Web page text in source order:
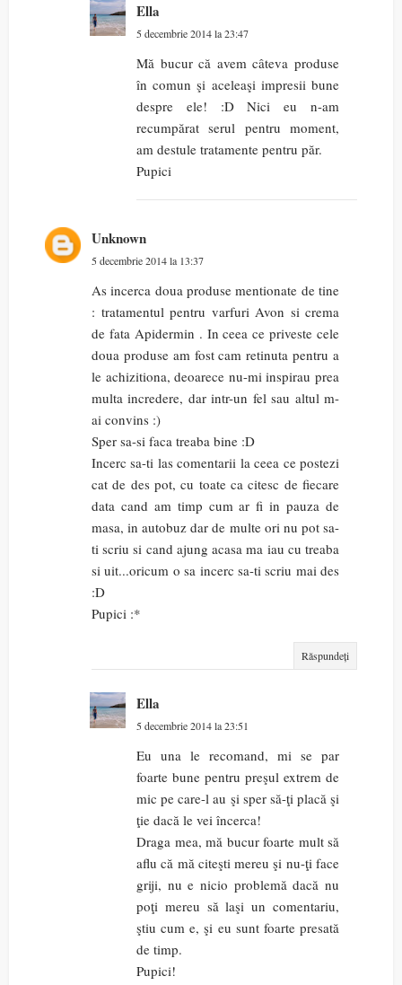
Ella
5 decembrie 2014 la 23:47
Mă bucur că avem câteva produse
în comun şi aceleaşi impresii bune
despre ele! :D Nici eu n-am
recumpărat serul pentru moment,
am destule tratamente pentru păr.
Pupici
Unknown
5 decembrie 2014 la 13:37
As incerca doua produse mentionate de tine
: tratamentul pentru varfuri Avon si crema
de fata Apidermin . In ceea ce priveste cele
doua produse am fost cam retinuta pentru a
le achizitiona, deoarece nu-mi inspirau prea
multa incredere, dar intr-un fel sau altul m-
ai convins :)
Sper sa-si faca treaba bine :D
Incerc sa-ti las comentarii la ceea ce postezi
cat de des pot, cu toate ca citesc de fiecare
data cand am timp cum ar fi in pauza de
masa, in autobuz dar de multe ori nu pot sa-
ti scriu si cand ajung acasa ma iau cu treaba
si uit...oricum o sa incerc sa-ti scriu mai des
:D
Pupici :*
Răspundeți
Ella
5 decembrie 2014 la 23:51
Eu una le recomand, mi se par
foarte bune pentru preşul extrem de
mic pe care-l au şi sper să-ţi placă şi
ţie dacă le vei încerca!
Draga mea, mă bucur foarte mult să
aflu că mă citeşti mereu şi nu-ţi face
griji, nu e nicio problemă dacă nu
poţi mereu să laşi un comentariu,
ştiu cum e, şi eu sunt foarte presată
de timp.
Pupici!